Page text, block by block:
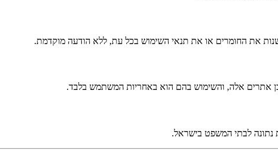
את החומרים או את תנאי השימוש בכל עת, ללא הודעה מוקדמת.
אתרים אלה, והשימוש בהם הוא באחריות המשתמש בלבד.
נתונה לבתי המשפט בישראל.